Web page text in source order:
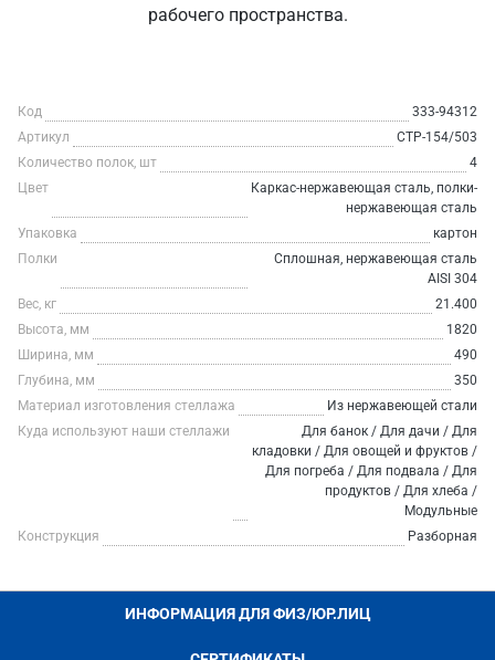
рабочего пространства.
Код
333-94312
Артикул
СТР-154/503
Количество полок, шт
4
Цвет
Каркас-нержавеющая сталь, полки-
нержавеющая сталь
Упаковка
картон
Полки
Сплошная, нержавеющая сталь
AISI 304
Вес, кг
21.400
Высота, мм
1820
Ширина, мм
490
Глубина, мм
350
Материал изготовления стеллажа
Из нержавеющей стали
Куда используют наши стеллажи
Для банок / Для дачи / Для
кладовки / Для овощей и фруктов /
Для погреба / Для подвала / Для
продуктов / Для хлеба /
Модульные
Конструкция
Разборная
ИНФОРМАЦИЯ ДЛЯ ФИЗ/ЮР.ЛИЦ